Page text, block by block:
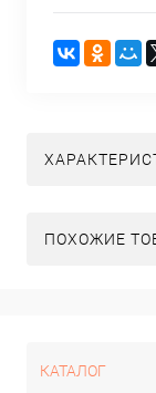
ПОХОЖИЕ
КАТАЛОГ